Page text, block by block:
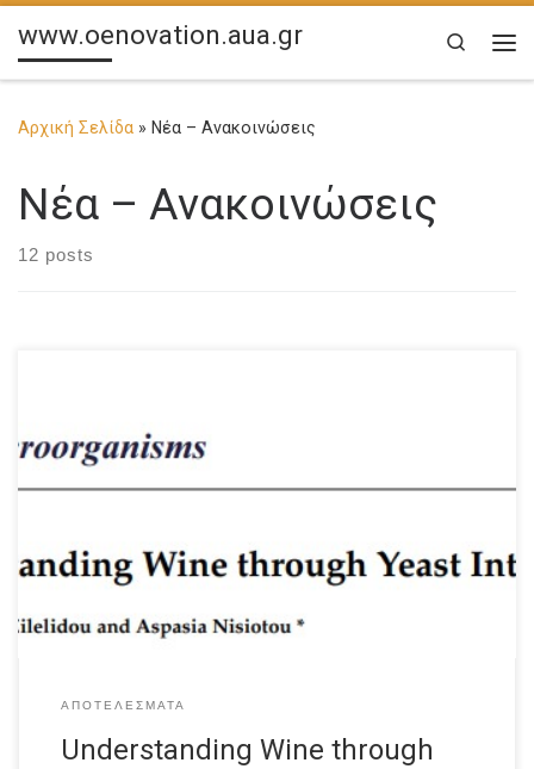
www.oenovation.aua.gr
Search
Αρχική Σελίδα » Νέα – Ανακοινώσεις
Νέα – Ανακοινώσεις
12 posts
ΑΠΟΤΕΛΈΣΜΑΤΑ
Understanding Wine through